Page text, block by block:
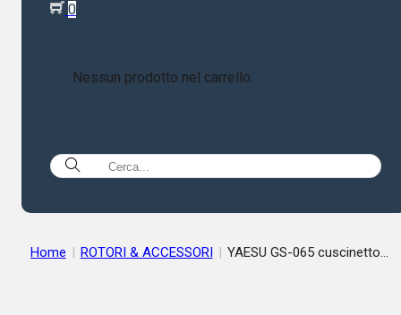
0
Nessun prodotto nel carrello.
Home | ROTORI & ACCESSORI | YAESU GS-065 cuscinetto